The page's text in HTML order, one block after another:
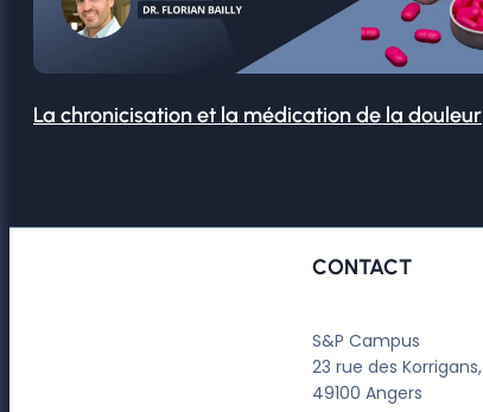
La chronicisation et la médication de la douleur
CONTACT
S&P Campus
23 rue des Korrigans,
49100 Angers